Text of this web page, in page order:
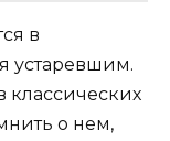
в
устаревшим.
классических
о нем,